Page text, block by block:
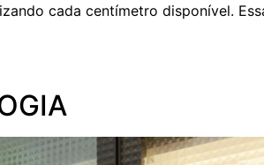
cada centímetro disponível.